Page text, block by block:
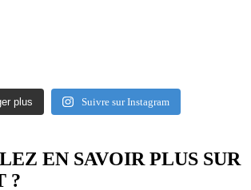
plus Suivre sur Instagram
EN SAVOIR PLUS SUR
?